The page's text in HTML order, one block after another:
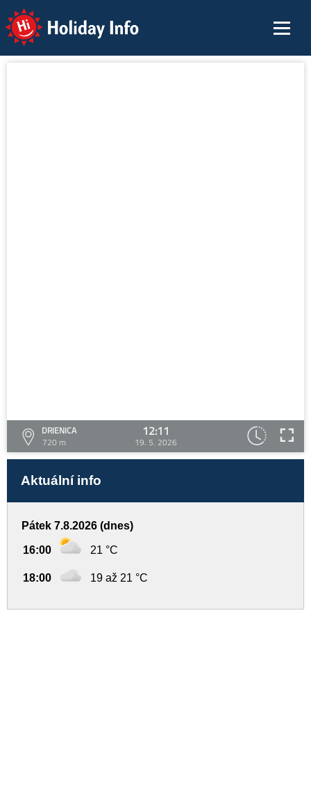
Holiday Info
DRIENICA
720 m
12:11
19. 5. 2026
Aktuální info
Pátek 7.8.2026 (dnes)
16:00 21 °C
18:00 19 až 21 °C